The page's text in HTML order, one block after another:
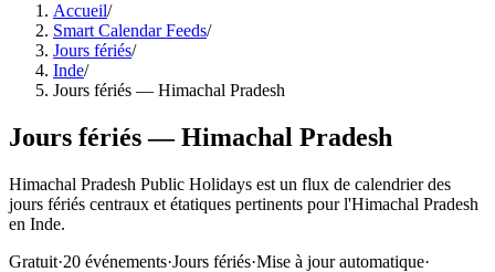
Accueil/
Smart Calendar Feeds/
Jours fériés/
Inde/
Jours fériés — Himachal Pradesh
Jours fériés — Himachal Pradesh
Himachal Pradesh Public Holidays est un flux de calendrier des
jours fériés centraux et étatiques pertinents pour l'Himachal Pradesh
en Inde.
Gratuit·20 événements·Jours fériés·Mise à jour automatique·